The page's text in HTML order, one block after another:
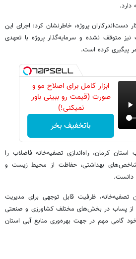
دارد.
دست‌اندرکاران پروژه، خاطرنشان کرد: اجرای این
متوقف نشده و سرمایه‌گذار پروژه با تعهدی
پیگیری کرده است.
ابزار کامل برای اصلاح مو و
صورت (قیمت رو ببینی باور
نمیکنی!)
باتخفیف بخر
کرمان، راه‌اندازی تصفیه‌خانه فاضلاب را
شاخص‌های بهداشتی، حفاظت از محیط زیست و
دانست.
تصفیه‌خانه، ظرفیت قابل توجهی برای مدیریت
از پساب در بخش‌های مختلف کشاورزی و صنعتی
گامی مهم در جهت بهره‌وری منابع آبی استان